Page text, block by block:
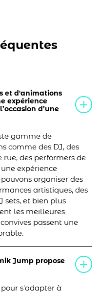
et d'animations
expérience
d’une
gamme de
comme des DJ, des
rue, des performers de
expérience
organiser des
artistiques, des
sets, et bien plus
les meilleures
passent une
Jump propose
s'adapter à